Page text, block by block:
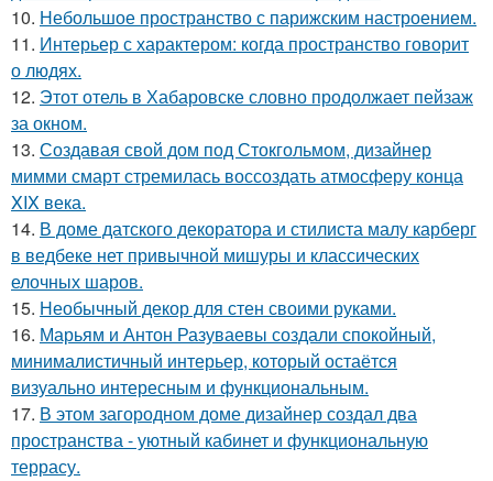
10. Небольшое пространство с парижским настроением.
11. Интерьер с характером: когда пространство говорит
о людях.
12. Этот отель в Хабаровске словно продолжает пейзаж
за окном.
13. Создавая свой дом под Стокгольмом, дизайнер
мимми смарт стремилась воссоздать атмосферу конца
XIX века.
14. В доме датского декоратора и стилиста малу карберг
в ведбеке нет привычной мишуры и классических
елочных шаров.
15. Необычный декор для стен своими руками.
16. Марьям и Антон Разуваевы создали спокойный,
минималистичный интерьер, который остаётся
визуально интересным и функциональным.
17. В этом загородном доме дизайнер создал два
пространства - уютный кабинет и функциональную
террасу.